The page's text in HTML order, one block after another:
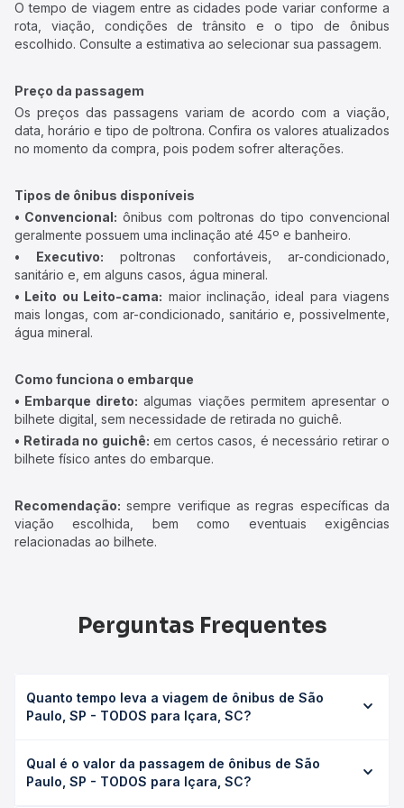
O tempo de viagem entre as cidades pode variar conforme a
rota, viação, condições de trânsito e o tipo de ônibus
escolhido. Consulte a estimativa ao selecionar sua passagem.
Preço da passagem
Os preços das passagens variam de acordo com a viação,
data, horário e tipo de poltrona. Confira os valores atualizados
no momento da compra, pois podem sofrer alterações.
Tipos de ônibus disponíveis
• Convencional: ônibus com poltronas do tipo convencional
geralmente possuem uma inclinação até 45º e banheiro.
• Executivo: poltronas confortáveis, ar-condicionado,
sanitário e, em alguns casos, água mineral.
• Leito ou Leito-cama: maior inclinação, ideal para viagens
mais longas, com ar-condicionado, sanitário e, possivelmente,
água mineral.
Como funciona o embarque
• Embarque direto: algumas viações permitem apresentar o
bilhete digital, sem necessidade de retirada no guichê.
• Retirada no guichê: em certos casos, é necessário retirar o
bilhete físico antes do embarque.
Recomendação: sempre verifique as regras específicas da
viação escolhida, bem como eventuais exigências
relacionadas ao bilhete.
Perguntas Frequentes
Quanto tempo leva a viagem de ônibus de São
Paulo, SP - TODOS para Içara, SC?
SC leva em média 15h 12min, podendo variar conforme a
viação, o tipo de serviço (convencional, executivo ou
Qual é o valor da passagem de ônibus de São
Paulo, SP - TODOS para Içara, SC?